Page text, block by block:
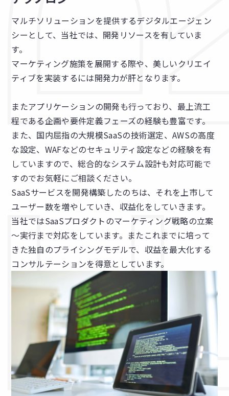
マルチソリューションを提供するデジタルエージェン
シーとして、当社では、開発リソースを有していま
す。
マーケティング施策を展開する際や、美しいクリエイ
ティブを実装するには開発力が肝となります。
またアプリケーションの開発も行っており、最上流工
程である企画や要件定義フェーズの経験も豊富です。
また、国内屈指の大規模SaaSの技術選定、AWSの高度
な設定、WAFなどのセキュリティ設定などの経験を有
していますので、総合的なシステム設計も対応可能で
すのでお気軽にご相談ください。
SaaSサービスを開発構築したのちは、それを上市して
ユーザー数を増やしていき、収益化をしていきます。
当社ではSaaSプロダクトのマーケティング戦略の立案
～実行まで対応をしています。またこれまでに培って
きた独自のプライシングモデルで、収益を最大化する
コンサルテーションを得意としています。